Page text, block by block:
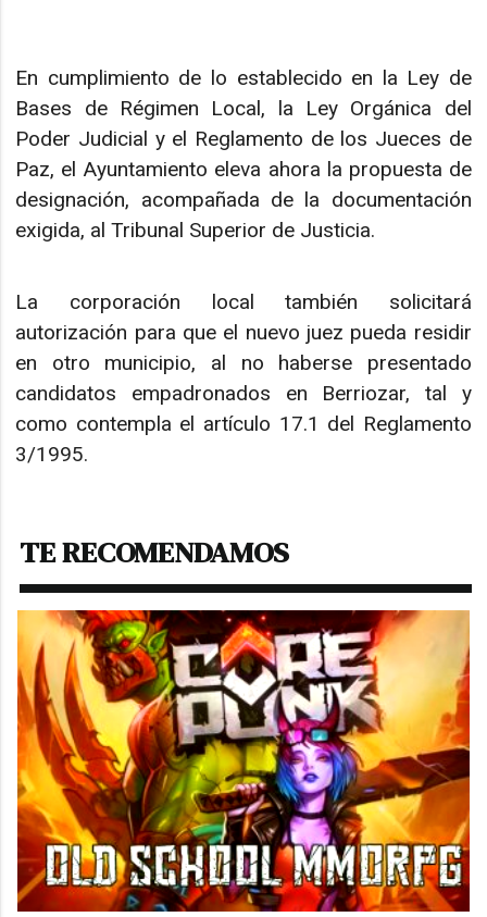
En cumplimiento de lo establecido en la Ley de
Bases de Régimen Local, la Ley Orgánica del
Poder Judicial y el Reglamento de los Jueces de
Paz, el Ayuntamiento eleva ahora la propuesta de
designación, acompañada de la documentación
exigida, al Tribunal Superior de Justicia.
La corporación local también solicitará
autorización para que el nuevo juez pueda residir
en otro municipio, al no haberse presentado
candidatos empadronados en Berriozar, tal y
como contempla el artículo 17.1 del Reglamento
3/1995.
TE RECOMENDAMOS